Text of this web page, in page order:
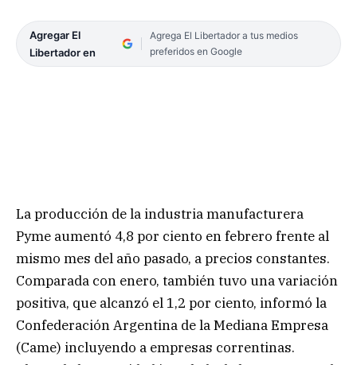
Agregar El
Libertador en
Agrega El Libertador a tus medios
preferidos en Google
La producción de la industria manufacturera
Pyme aumentó 4,8 por ciento en febrero frente al
mismo mes del año pasado, a precios constantes.
Comparada con enero, también tuvo una variación
positiva, que alcanzó el 1,2 por ciento, informó la
Confederación Argentina de la Mediana Empresa
(Came) incluyendo a empresas correntinas.